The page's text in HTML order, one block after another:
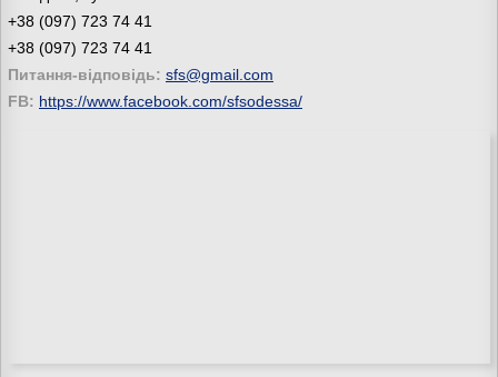
+38 (097) 723 74 41
+38 (097) 723 74 41
Питання-відповідь: sfs@gmail.com
FB: https://www.facebook.com/sfsodessa/